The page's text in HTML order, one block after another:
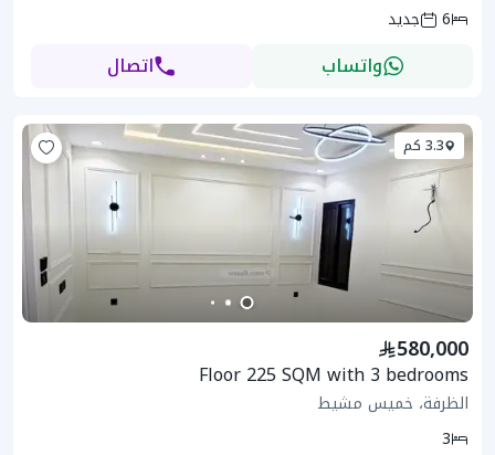
6
جديد
واتساب اتصال
3.3 كم
580,000
Floor 225 SQM with 3 bedrooms
الظرفة، خميس مشيط
3